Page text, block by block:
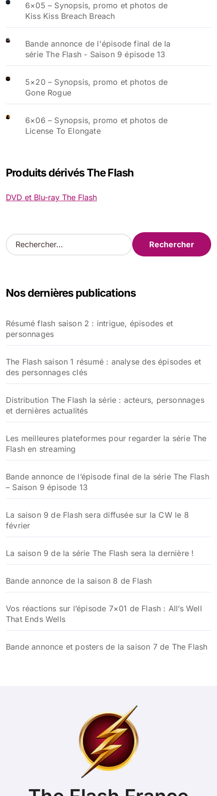
6×05 – Synopsis, promo et photos de
Kiss Kiss Breach Breach
Bande annonce de l'épisode final de la
série The Flash - Saison 9 épisode 13
5×20 – Synopsis, promo et photos de
Gone Rogue
6×06 – Synopsis, promo et photos de
License To Elongate
Produits dérivés The Flash
DVD et Blu-ray The Flash
R
e
r
e
r
Nos dernières publications
Résumé flash saison 2 : intrigue, épisodes et
personnages
The Flash saison 1 résumé : analyse des épisodes et
des personnages clés
Distribution The Flash la série : acteurs, personnages
et dernières actualités
Les meilleures plateformes pour regarder la série The
Flash en streaming
Bande annonce de l’épisode final de la série The Flash
– Saison 9 épisode 13
La saison 9 de Flash sera diffusée sur la CW le 8
février
La saison 9 de la série The Flash sera la dernière !
Bande annonce de la saison 8 de Flash
Vos réactions sur l’épisode 7×01 de Flash : All’s Well
That Ends Wells
Bande annonce et posters de la saison 7 de The Flash